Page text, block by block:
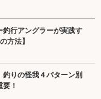
釣行アングラーが実践す
方法】
釣りの怪我４パターン別
！